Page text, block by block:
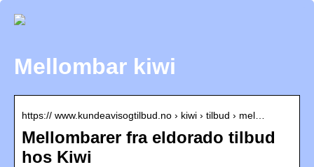
Mellombar kiwi
https:// www.kundeavisogtilbud.no › kiwi › tilbud › mel…
Mellombarer fra eldorado tilbud
hos Kiwi